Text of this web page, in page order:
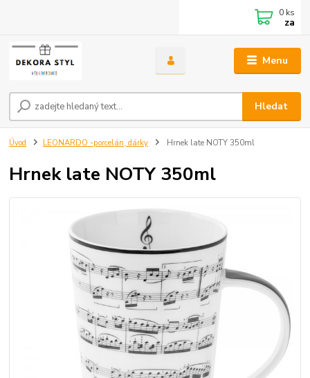
Menu
Hledat
0 ks
za
Úvod LEONARDO -porcelán, dárky Hrnek late NOTY 350ml
Hrnek late NOTY 350ml